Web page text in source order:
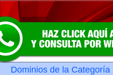
Dominios de la